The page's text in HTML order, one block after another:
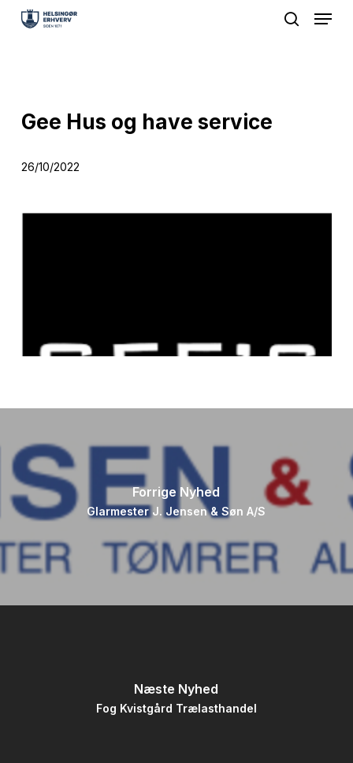
Skip
Menu
Gee Hus og have service
26/10/2022
Forrige Nyhed
Glarmester J. Jensen & Søn A/S
Næste Nyhed
Fog Kvistgård Trælasthandel